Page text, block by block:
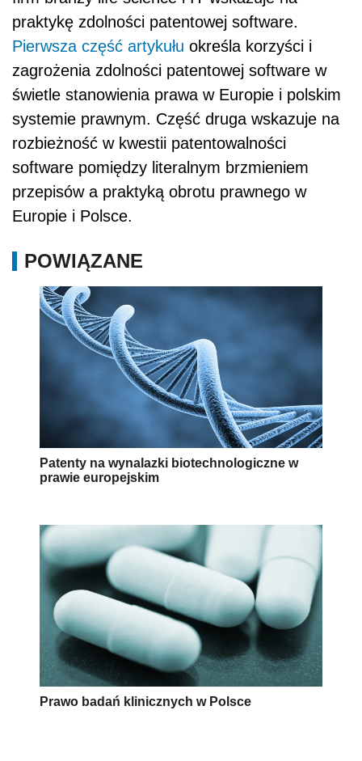
praktykę zdolności patentowej software.
Pierwsza część artykułu określa korzyści i
zagrożenia zdolności patentowej software w
świetle stanowienia prawa w Europie i polskim
systemie prawnym. Część druga wskazuje na
rozbieżność w kwestii patentowalności
software pomiędzy literalnym brzmieniem
przepisów a praktyką obrotu prawnego w
Europie i Polsce.
POWIĄZANE
Patenty na wynalazki biotechnologiczne w
prawie europejskim
Prawo badań klinicznych w Polsce